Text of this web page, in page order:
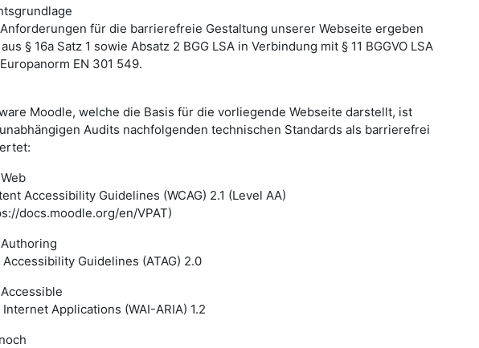
für die barrierefreie Gestaltung unserer Webseite ergeben
§ 16a Satz 1 sowie Absatz 2 BGG LSA in Verbindung mit § 11 BGGVO LSA
EN 301 549.
Moodle, welche die Basis für die vorliegende Webseite darstellt, ist
Audits nachfolgenden technischen Standards als barrierefrei
Web
Accessibility Guidelines (WCAG) 2.1 (Level AA)
docs.moodle.org/en/VPAT)
Authoring
Accessibility Guidelines (ATAG) 2.0
Accessible
Internet Applications (WAI-ARIA) 1.2